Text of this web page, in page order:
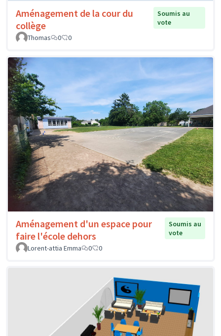
Aménagement de la cour du
collège
Soumis au
vote
Thomas
0 0
Aménagement d'un espace pour
faire l'école dehors
Soumis au
vote
Lorent-attia Emma
0 0